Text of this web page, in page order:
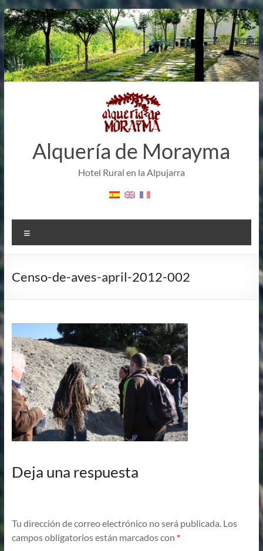
Saltar
al
contenido
Alquería de Morayma
Hotel Rural en la Alpujarra
Censo-de-aves-april-2012-002
Deja una respuesta
Tu dirección de correo electrónico no será publicada. Los
campos obligatorios están marcados con *